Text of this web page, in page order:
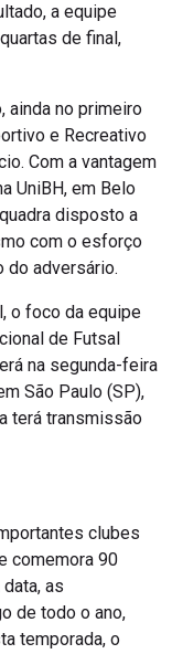
a equipe
de final,
ainda no primeiro
e Recreativo
Com a vantagem
UniBH, em Belo
disposto a
com o esforço
do adversário.
o foco da equipe
de Futsal
na segunda-feira
São Paulo (SP),
terá transmissão
clubes
comemora 90
as
de todo o ano,
temporada, o